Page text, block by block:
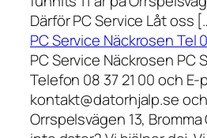
Därför PC Service Låt oss
PC Service Näckrosen Tel
PC Service Näckrosen PC
Telefon 08 37 21 00 och
kontakt@datorhjalp.se
Orrspelsvägen 13,